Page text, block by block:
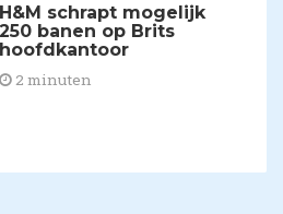
H&M schrapt mogelijk
250 banen op Brits
hoofdkantoor
2 minuten